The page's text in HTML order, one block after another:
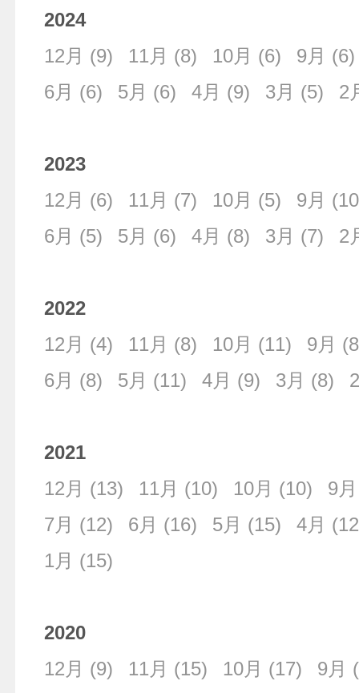
2024
12月 (9) 11月 (8) 10月 (6) 9月 (6)
6月 (6) 5月 (6) 4月 (9) 3月 (5) 2
2023
12月 (6) 11月 (7) 10月 (5) 9月
6月 (5) 5月 (6) 4月 (8) 3月 (7) 2
2022
12月 (4) 11月 (8) 10月 (11) 9月
6月 (8) 5月 (11) 4月 (9) 3月 (8)
2021
12月 (13) 11月 (10) 10月 (10) 9月
7月 (12) 6月 (16) 5月 (15) 4月
1月 (15)
2020
12月 (9) 11月 (15) 10月 (17) 9月